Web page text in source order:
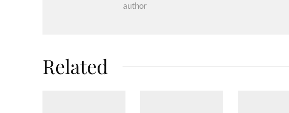
author
Related